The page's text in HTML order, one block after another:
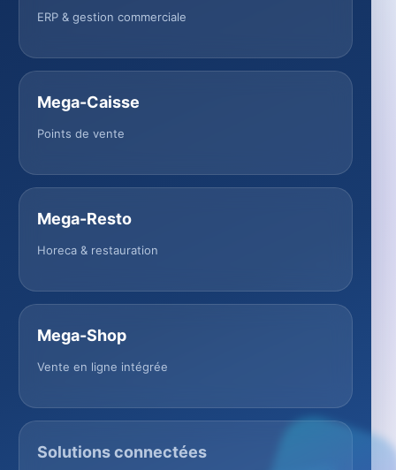
ERP & gestion commerciale
Mega-Caisse
Points de vente
Mega-Resto
Horeca & restauration
Mega-Shop
Vente en ligne intégrée
Solutions connectées